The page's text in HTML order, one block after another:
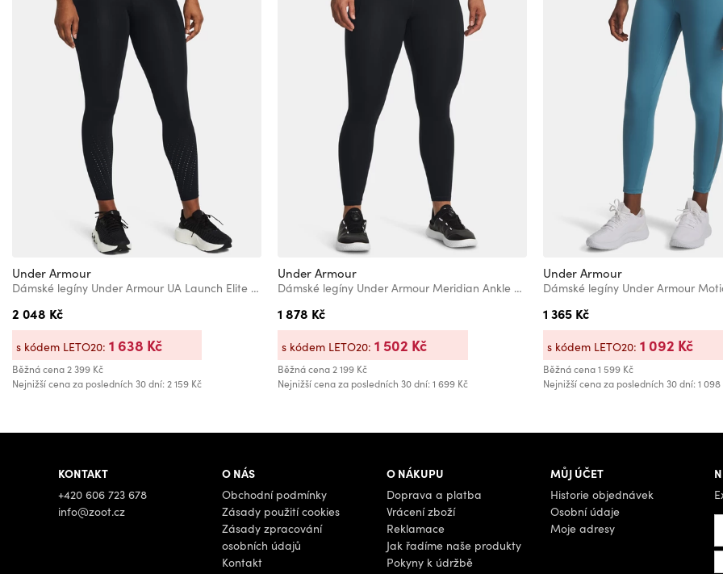
Under Armour
Dámské legíny Under Armour UA Launch Elite Ankle Tights
2 048 Kč
Běžná cena2 399 Kč
Nejnižší cena za posledních 30 dní: 2 159 Kč
s kódem LETO20: 1 638 Kč
Under Armour
Dámské legíny Under Armour Meridian Ankle Leg
1 878 Kč
Běžná cena2 199 Kč
Nejnižší cena za posledních 30 dní: 1 699 Kč
s kódem LETO20: 1 502 Kč
Under Armour
1 365 Kč
Běžná cena1 599 Kč
Nejnižší cena za posledních 30 dní: 1 098
s kódem LETO20: 1 092 Kč
KONTAKT
+420 606 723 678
info@zoot.cz
O NÁS
Obchodní podmínky
Zásady použití cookies
Zásady zpracování
osobních údajů
Kontakt
O NÁKUPU
Doprava a platba
Vrácení zboží
Reklamace
Jak řadíme naše produkty
Pokyny k údržbě
MŮJ ÚČET
Historie objednávek
Osobní údaje
Moje adresy